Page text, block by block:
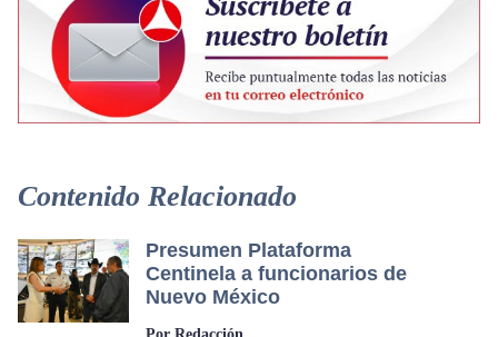
Contenido Relacionado
Presumen Plataforma
Centinela a funcionarios de
Nuevo México